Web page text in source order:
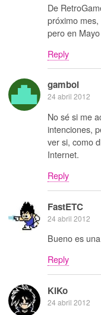
De
próximo
pero en
Reply
gamboi
24 abril 2012
No sé si me
intenciones,
ver si, como
Internet.
Reply
FastETC
24 abril 2012
Bueno es
Reply
KiKo
24 abril 2012